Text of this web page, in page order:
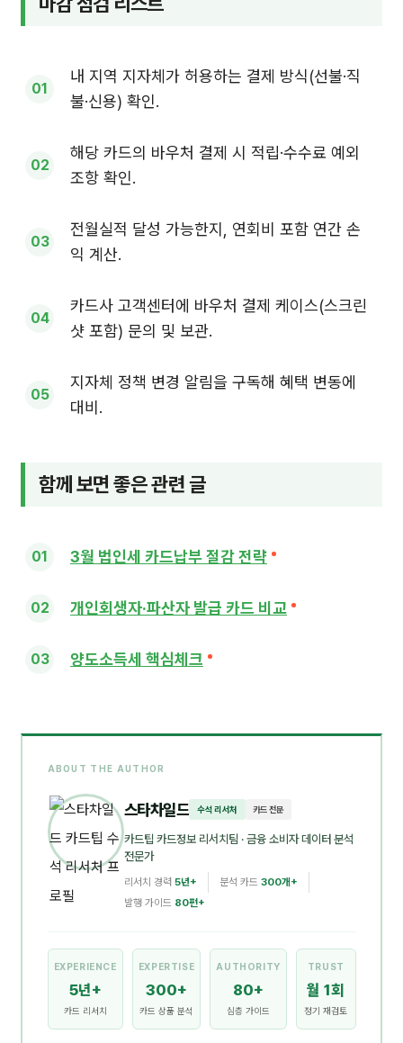
내 지역 지자체가 허용하는 결제 방식(선불·직
불·신용) 확인.
해당 카드의 바우처 결제 시 적립·수수료 예외
조항 확인.
전월실적 달성 가능한지, 연회비 포함 연간 손
익 계산.
카드사 고객센터에 바우처 결제 케이스(스크린
샷 포함) 문의 및 보관.
지자체 정책 변경 알림을 구독해 혜택 변동에
대비.
함께 보면 좋은 관련 글
3월 법인세 카드납부 절감 전략
개인회생자·파산자 발급 카드 비교
양도소득세 핵심체크
ABOUT THE AUTHOR
스타차일드 수석 리서처 카드 전문
카드팁 카드정보 리서치팀 · 금융 소비자 데이터 분석
전문가
리서치 경력 5년+ 분석 카드 300개+
발행 가이드 80편+
EXPERIENCE
5년+
카드 리서치
EXPERTISE
300+
카드 상품 분석
AUTHORITY
80+
심층 가이드
TRUST
월 1회
정기 재검토